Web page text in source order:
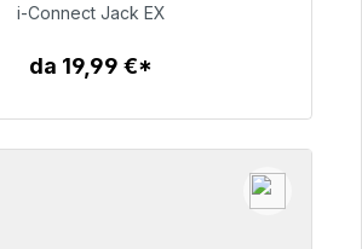
51,99 €
i-Connect Jack EX
da 19,99 €*